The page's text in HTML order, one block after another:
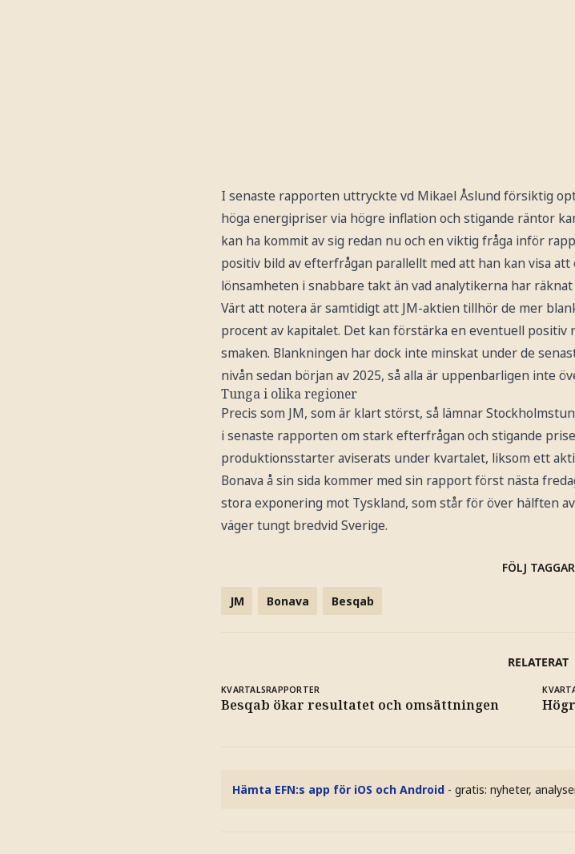
I senaste rapporten uttryckte vd Mikael Åslund försiktig
höga energipriser via högre inflation och stigande räntor
kan ha kommit av sig redan nu och en viktig fråga inför
positiv bild av efterfrågan parallellt med att han kan visa
lönsamheten i snabbare takt än vad analytikerna har räknat
Värt att notera är samtidigt att JM-aktien tillhör de mer
procent av kapitalet. Det kan förstärka en eventuell
smaken. Blankningen har dock inte minskat under de
nivån sedan början av 2025, så alla är uppenbarligen inte
Tunga i olika regioner
Precis som JM, som är klart störst, så lämnar
i senaste rapporten om stark efterfrågan och stigande
produktionsstarter aviserats under kvartalet, liksom ett
Bonava å sin sida kommer med sin rapport först nästa
stora exponering mot Tyskland, som står för över hälften
väger tungt bredvid Sverige.
FÖLJ TAGGAR
JM Bonava Besqab
RELATERAT
KVARTALSRAPPORTER
Besqab ökar resultatet och omsättningen
Hämta EFN:s app för iOS och Android - gratis: nyheter,